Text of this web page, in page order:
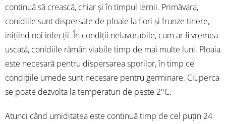
continuă să crească, chiar și în timpul iernii. Primăvara,
conidiile sunt dispersate de ploaie la flori și frunze tinere,
inițiind noi infecții. În condiții nefavorabile, cum ar fi vremea
uscată, conidiile rămân viabile timp de mai multe luni. Ploaia
este necesară pentru dispersarea sporilor, în timp ce
condițiile umede sunt necesare pentru germinare. Ciuperca
se poate dezvolta la temperaturi de peste 2°C.
Atunci când umiditatea este continuă timp de cel puțin 24